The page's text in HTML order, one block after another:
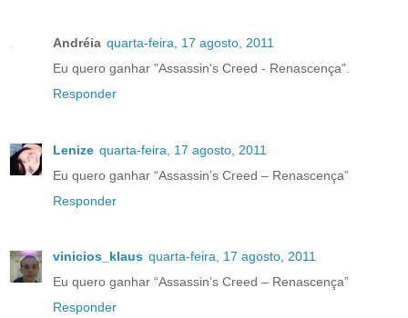
Andréia quarta-feira, 17 agosto, 2011
Eu quero ganhar "Assassin's Creed - Renascença".
Responder
Lenize quarta-feira, 17 agosto, 2011
Eu quero ganhar “Assassin’s Creed – Renascença”
Responder
vinicios_klaus quarta-feira, 17 agosto, 2011
Eu quero ganhar “Assassin’s Creed – Renascença”
Responder